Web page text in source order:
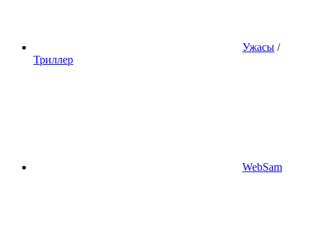
Ужасы /
Триллер
WebSam